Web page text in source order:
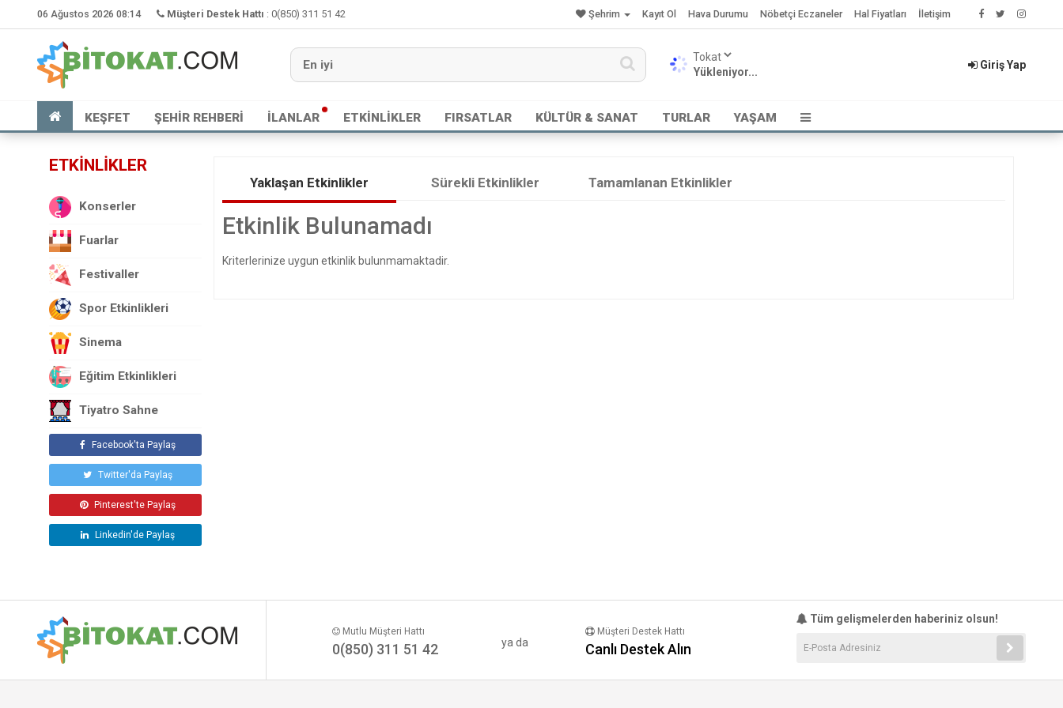
06 Ağustos 2026 08:14 Müşteri Destek Hattı :0(850) 311 51 42 Şehrim Kayıt Ol Hava Durumu Nöbetçi Eczaneler Hal Fiyatları İletişim
Yükleniyor...
Giriş Yap
KEŞFET ŞEHİR REHBERİ İLANLAR ETKİNLİKLER FIRSATLAR KÜLTÜR & SANAT TURLAR YAŞAM
ETKİNLİKLER
Konserler
Fuarlar
Festivaller
Spor Etkinlikleri
Sinema
Eğitim Etkinlikleri
Tiyatro Sahne
Facebook'ta Paylaş
Twitter'da Paylaş
Pinterest'te Paylaş
Linkedin'de Paylaş
Yaklaşan Etkinlikler Sürekli Etkinlikler Tamamlanan Etkinlikler
Etkinlik Bulunamadı
Kriterlerinize uygun etkinlik bulunmamaktadir.
Mutlu Müşteri Hattı
0(850) 311 51 42 ya da
Müşteri Destek Hattı
Canlı Destek Alın
Tüm gelişmelerden haberiniz olsun!